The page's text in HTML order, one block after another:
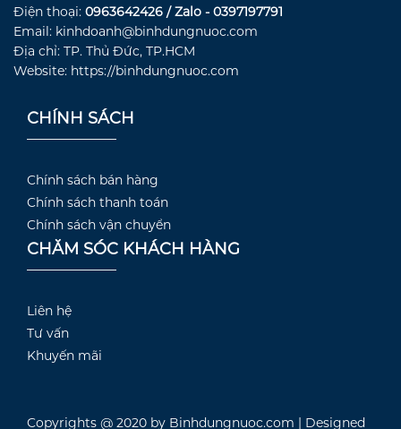
Điện thoại: 0963642426 / Zalo - 0397197791
Email: kinhdoanh@binhdungnuoc.com
Địa chỉ: TP. Thủ Đức, TP.HCM
Website: https://binhdungnuoc.com
CHÍNH SÁCH
Chính sách bán hàng
Chính sách thanh toán
Chính sách vận chuyển
CHĂM SÓC KHÁCH HÀNG
Liên hệ
Tư vấn
Khuyến mãi
Copyrights @ 2020 by Binhdungnuoc.com | Designed